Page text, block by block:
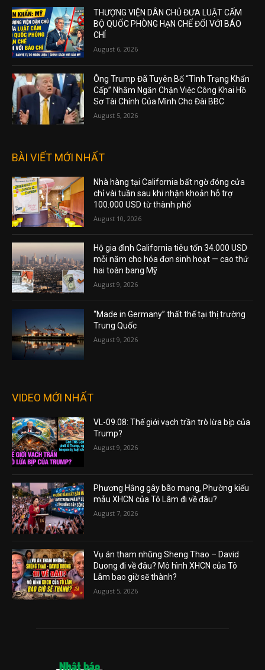
THƯỢNG VIỆN DÂN CHỦ ĐƯA LUẬT CẤM
BỘ QUỐC PHÒNG HẠN CHẾ ĐỐI VỚI BÁO
CHÍ
August 6, 2026
Ông Trump Đã Tuyên Bố “Tình Trạng Khẩn
Cấp” Nhằm Ngăn Chặn Việc Công Khai Hồ
Sơ Tài Chính Của Mình Cho Đài BBC
August 5, 2026
BÀI VIẾT MỚI NHẤT
Nhà hàng tại California bất ngờ đóng cửa
chỉ vài tuần sau khi nhận khoản hỗ trợ
100.000 USD từ thành phố
August 10, 2026
Hộ gia đình California tiêu tốn 34.000 USD
mỗi năm cho hóa đơn sinh hoạt — cao thứ
hai toàn bang Mỹ
August 9, 2026
“Made in Germany” thất thế tại thị trường
Trung Quốc
August 9, 2026
VIDEO MỚI NHẤT
VL-09.08: Thế giới vạch trần trò lừa bịp của
Trump?
August 9, 2026
Phương Hằng gây bão mạng, Phường kiểu
mẫu XHCN của Tô Lâm đi về đâu?
August 7, 2026
Vụ án tham nhũng Sheng Thao – David
Duong đi về đâu? Mô hình XHCN của Tô
Lâm bao giờ sẽ thành?
August 5, 2026